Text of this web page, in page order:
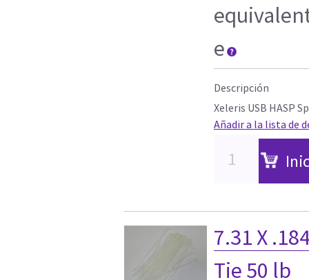
e
Descripción
Xeleris USB HASP
Añadir a la lista de
7.31 X
Tie 50 lb